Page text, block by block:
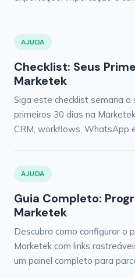
AJUDA
Checklist: Seus
Marketek
Siga este checklist semana a
primeiros 30 dias na
CRM, workflows, WhatsApp
AJUDA
Guia Completo:
Marketek
Descubra como configurar o
Marketek com links
um painel completo para